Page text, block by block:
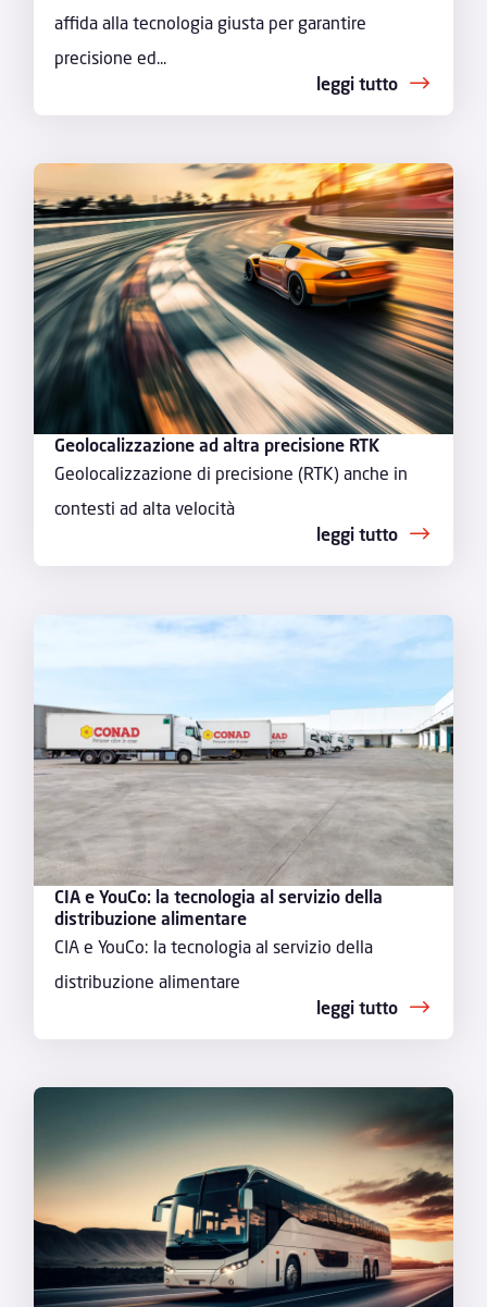
affida alla tecnologia giusta per garantire
precisione ed...
leggi tutto
Geolocalizzazione ad altra precisione RTK
Geolocalizzazione di precisione (RTK) anche in
contesti ad alta velocità
leggi tutto
CIA e YouCo: la tecnologia al servizio della
distribuzione alimentare
CIA e YouCo: la tecnologia al servizio della
distribuzione alimentare
leggi tutto